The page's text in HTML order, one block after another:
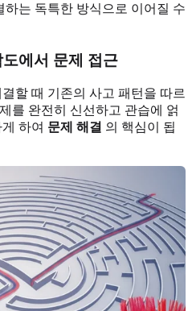
는 독특한 방식으로 이어질 수
에서 문제 접근
할 때 기존의 사고 패턴을 따르
를 완전히 신선하고 관습에 얽
하여 문제 해결 의 핵심이 됩